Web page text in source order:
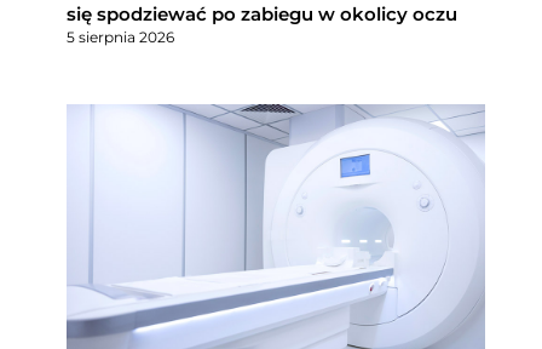
się spodziewać po zabiegu w okolicy oczu
5 sierpnia 2026